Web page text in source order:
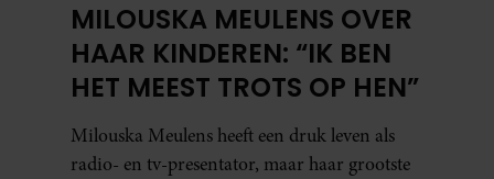
MILOUSKA MEULENS OVER
HAAR KINDEREN: “IK BEN
HET MEEST TROTS OP HEN”
Milouska Meulens heeft een druk leven als
radio- en tv-presentator, maar haar grootste